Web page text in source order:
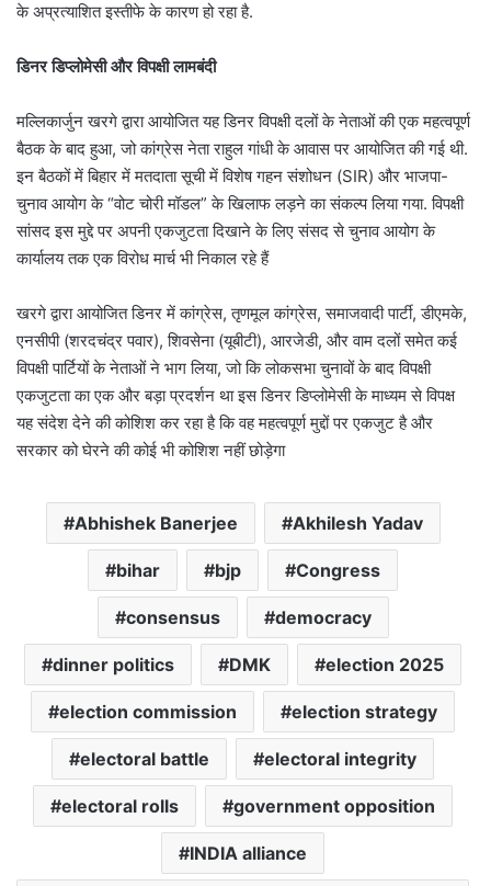
के अप्रत्याशित इस्तीफे के कारण हो रहा है.
डिनर डिप्लोमेसी और विपक्षी लामबंदी
मल्लिकार्जुन खरगे द्वारा आयोजित यह डिनर विपक्षी दलों के नेताओं की एक महत्वपूर्ण
बैठक के बाद हुआ, जो कांग्रेस नेता राहुल गांधी के आवास पर आयोजित की गई थी.
इन बैठकों में बिहार में मतदाता सूची में विशेष गहन संशोधन (SIR) और भाजपा-
चुनाव आयोग के “वोट चोरी मॉडल” के खिलाफ लड़ने का संकल्प लिया गया. विपक्षी
सांसद इस मुद्दे पर अपनी एकजुटता दिखाने के लिए संसद से चुनाव आयोग के
कार्यालय तक एक विरोध मार्च भी निकाल रहे हैं
खरगे द्वारा आयोजित डिनर में कांग्रेस, तृणमूल कांग्रेस, समाजवादी पार्टी, डीएमके,
एनसीपी (शरदचंद्र पवार), शिवसेना (यूबीटी), आरजेडी, और वाम दलों समेत कई
विपक्षी पार्टियों के नेताओं ने भाग लिया, जो कि लोकसभा चुनावों के बाद विपक्षी
एकजुटता का एक और बड़ा प्रदर्शन थाइस डिनर डिप्लोमेसी के माध्यम से विपक्ष
यह संदेश देने की कोशिश कर रहा है कि वह महत्वपूर्ण मुद्दों पर एकजुट है और
सरकार को घेरने की कोई भी कोशिश नहीं छोड़ेगा
Abhishek Banerjee Akhilesh Yadav
bihar bjp Congress
consensus democracy
dinner politics DMK election 2025
election commission election strategy
electoral battle electoral integrity
electoral rolls government opposition
INDIA alliance